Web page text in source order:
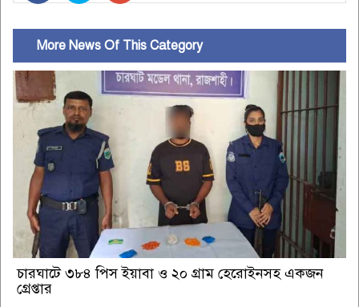
More News Of This Category
চারঘাটে ৩৮৪ পিস ইয়াবা ও ২০ গ্রাম হেরোইনসহ একজন
গ্রেপ্তার